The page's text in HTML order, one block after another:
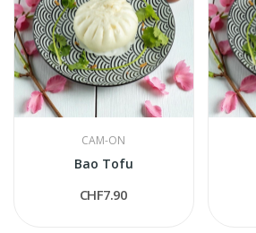
CAM-ON
Bao Tofu
CHF7.90